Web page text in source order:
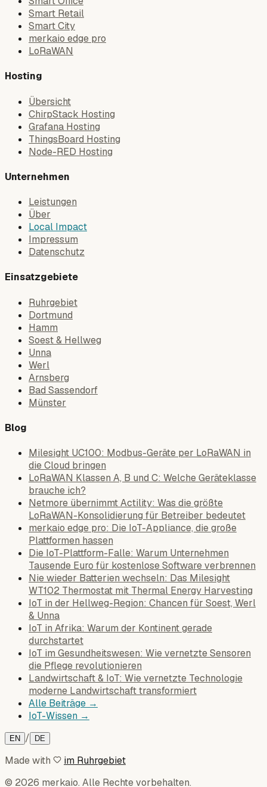
Smart Retail
Smart City
merkaio edge pro
LoRaWAN
Hosting
Übersicht
ChirpStack Hosting
Grafana Hosting
ThingsBoard Hosting
Node-RED Hosting
Unternehmen
Leistungen
Über
Local Impact
Impressum
Datenschutz
Einsatzgebiete
Ruhrgebiet
Dortmund
Hamm
Soest & Hellweg
Unna
Werl
Arnsberg
Bad Sassendorf
Münster
Blog
Milesight UC100: Modbus-Geräte per LoRaWAN in
die Cloud bringen
LoRaWAN Klassen A, B und C: Welche Geräteklasse
brauche ich?
Netmore übernimmt Actility: Was die größte
LoRaWAN-Konsolidierung für Betreiber bedeutet
merkaio edge pro: Die IoT-Appliance, die große
Plattformen hassen
Die IoT-Plattform-Falle: Warum Unternehmen
Tausende Euro für kostenlose Software verbrennen
Nie wieder Batterien wechseln: Das Milesight
WT102 Thermostat mit Thermal Energy Harvesting
IoT in der Hellweg-Region: Chancen für Soest, Werl
& Unna
IoT in Afrika: Warum der Kontinent gerade
durchstartet
IoT im Gesundheitswesen: Wie vernetzte Sensoren
die Pflege revolutionieren
Landwirtschaft & IoT: Wie vernetzte Technologie
moderne Landwirtschaft transformiert
Alle Beiträge →
IoT-Wissen →
EN / DE
Made with
im Ruhrgebiet
© 2026 merkaio. Alle Rechte vorbehalten.